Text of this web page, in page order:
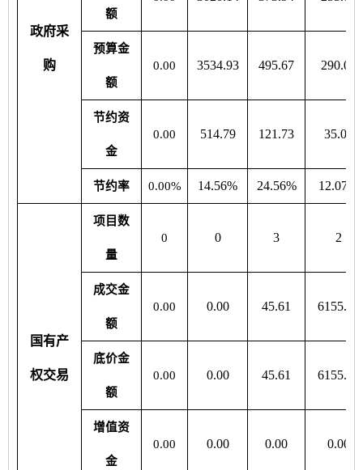
政府采
购
额
预算金
额
0.00 3534.93 495.67 290.00
节约资
金
0.00 514.79 121.73 35.00
节约率 0.00% 14.56% 24.56% 12.07%
国有产
权交易
项目数
量
0 0 3 2
成交金
额
0.00 0.00 45.61 6155.10
底价金
额
0.00 0.00 45.61 6155.10
增值资
金
0.00 0.00 0.00 0.00